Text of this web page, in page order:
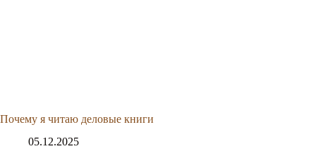
Почему я читаю деловые книги
05.12.2025